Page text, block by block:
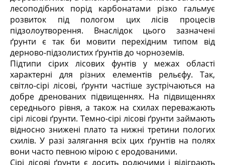
лесоподібних порід карбонатами різко гальмує
розвиток під пологом цих лісів процесів
підзолоутворення. Внаслідок цього зазначені
ґрунти є так би мовити перехідним типом від
дерново-підзолистих ґрунтів до чорноземів.
Підтипи сірих лісових фунтів у межах області
характерні для різних елементів рельєфу. Так,
світло-сірі лісові, ґрунти частіше зустрічаються на
добре дренованих підвищеннях. На підвищеннях
середнього рівня, а також на схилах переважають
сірі лісові ґрунти. Темно-сірі лісові ґрунти займають
відносно знижені плато та нижні третини пологих
схилів. У разі залягання всіх цих ґрунтів на полях
вони часто певною мірою с еродованими.
Сірі лісові ґрунти є досить родючими і відіграють